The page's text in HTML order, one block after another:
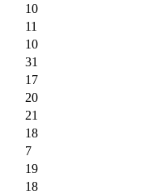
10
11
10
31
17
20
21
18
7
19
18